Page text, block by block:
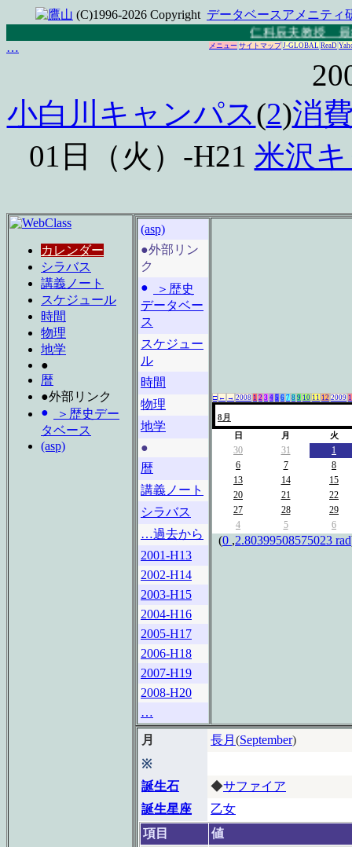
(C)1996-2026 Copyright データベースアメニティ
仁科辰夫教授 最終
…
メニュー サイトマップ J-GLOBAL ReaD
小白川キャンパス(2)消
01日（火）-H21 米沢
カレンダー
シラバス
講義ノート
スケジュール
時間
物理
地学
●
暦
●外部リンク
＞歴史デー
タベース
(asp)
(asp)
●外部リン
ク
＞歴史
データベー
ス
スケジュー
ル
時間
物理
地学
●
暦
講義ノート
シラバス
…過去から
2001-H13
2002-H14
2003-H15
2004-H16
2005-H17
2006-H18
2007-H19
2008-H20
…
□ ← → 2008 1 2 3 4 5 6 7 8 9 10 11 12 2009 1
8月
日 月 火
30 31
1
6
7
8
13
14
15
20
21
22
27
28
29
4
5 6
(0 ,2.80399508575023 rad
月 長月 (September)
※
誕生石
◆サファイア
誕生星座
乙女
項目
値